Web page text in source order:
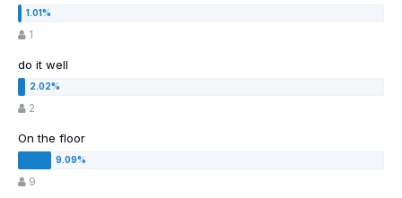
1
do it well
2
On the floor
9